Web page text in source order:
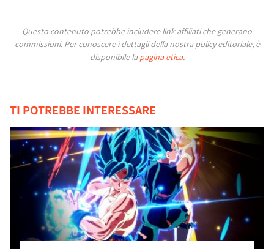
Questo contenuto potrebbe includere link affiliati che generano
commissioni. Per conoscere i dettagli della nostra policy editoriale, è
disponibile la pagina etica.
TI POTREBBE INTERESSARE